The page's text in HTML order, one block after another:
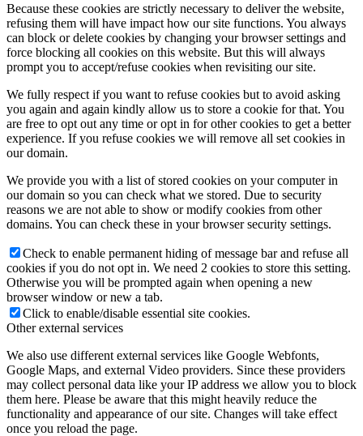
Because these cookies are strictly necessary to deliver the website,
refusing them will have impact how our site functions. You always
can block or delete cookies by changing your browser settings and
force blocking all cookies on this website. But this will always
prompt you to accept/refuse cookies when revisiting our site.
We fully respect if you want to refuse cookies but to avoid asking
you again and again kindly allow us to store a cookie for that. You
are free to opt out any time or opt in for other cookies to get a better
experience. If you refuse cookies we will remove all set cookies in
our domain.
We provide you with a list of stored cookies on your computer in
our domain so you can check what we stored. Due to security
reasons we are not able to show or modify cookies from other
domains. You can check these in your browser security settings.
Check to enable permanent hiding of message bar and refuse all
cookies if you do not opt in. We need 2 cookies to store this setting.
Otherwise you will be prompted again when opening a new
browser window or new a tab.
Click to enable/disable essential site cookies.
Other external services
We also use different external services like Google Webfonts,
Google Maps, and external Video providers. Since these providers
may collect personal data like your IP address we allow you to block
them here. Please be aware that this might heavily reduce the
functionality and appearance of our site. Changes will take effect
once you reload the page.